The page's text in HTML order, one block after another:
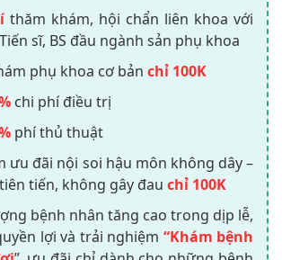
thăm khám, hội chẩn liên khoa với
sĩ, BS đầu ngành sản phụ khoa
phụ khoa cơ bản chỉ 100K
chi phí điều trị
phí thủ thuật
ưu đãi nội soi hậu môn không dây –
tiến, không gây đau chỉ 100K
bệnh nhân tăng cao trong dịp lễ,
lợi và trải nghiệm “Khám bệnh